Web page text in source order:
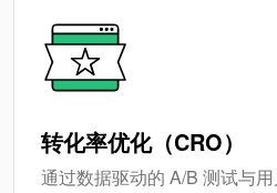
转化率优化（CRO）
通过数据驱动的 A/B 测试与